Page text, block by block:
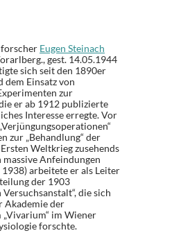
Eugen Steinach
gest. 14.05.1944
sich seit den 1890er
dem Einsatz von
zur
er ab 1912 publizierte
Interesse erregte. Vor
zur „Behandlung“ der
Weltkrieg zusehends
Anfeindungen
arbeitete er als Leiter
der 1903
die sich
Akademie der
im Wiener
forschte.